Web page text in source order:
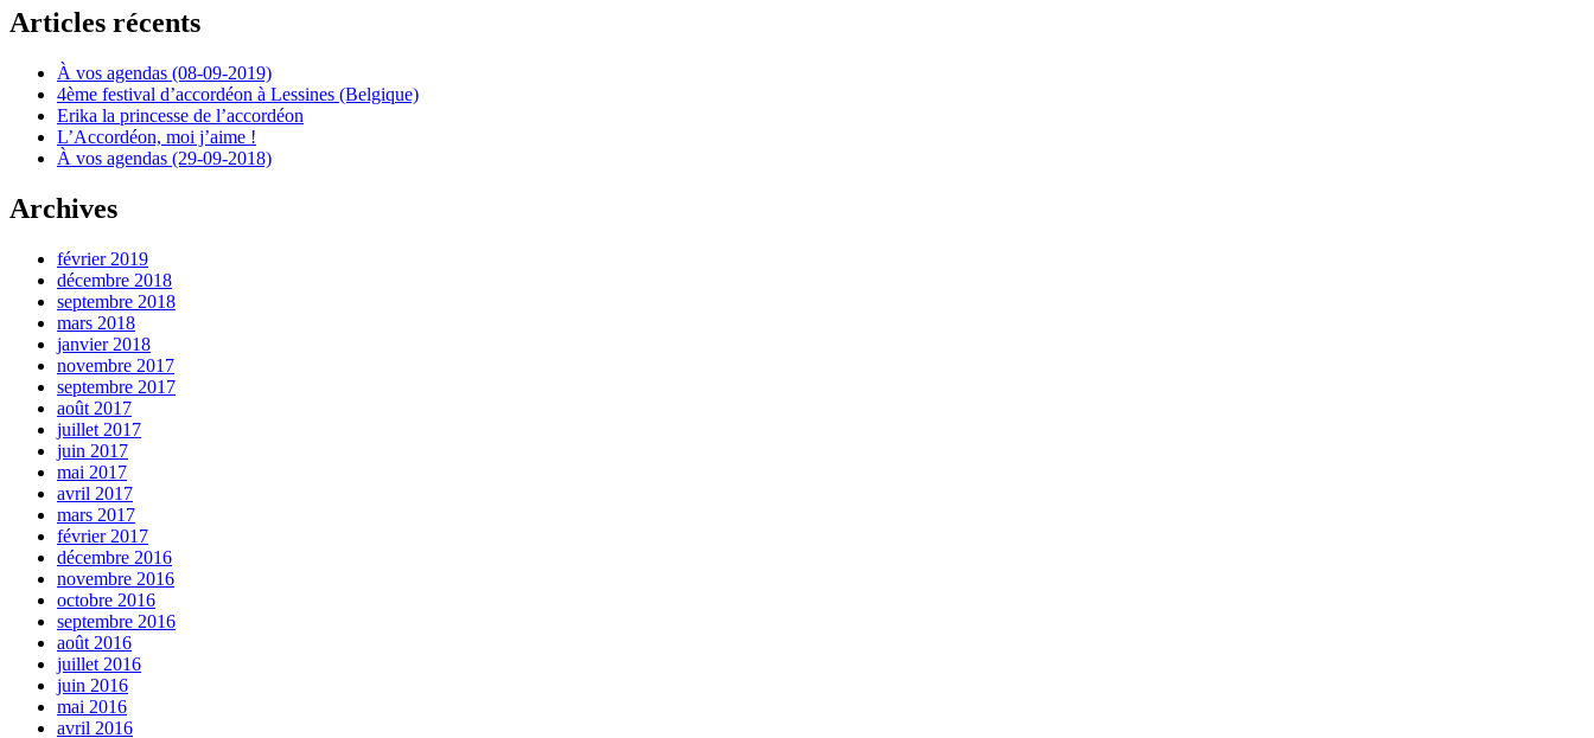
Articles récents
À vos agendas (08-09-2019)
4ème festival d’accordéon à Lessines (Belgique)
Erika la princesse de l’accordéon
L’Accordéon, moi j’aime !
À vos agendas (29-09-2018)
Archives
février 2019
décembre 2018
septembre 2018
mars 2018
janvier 2018
novembre 2017
septembre 2017
août 2017
juillet 2017
juin 2017
mai 2017
avril 2017
mars 2017
février 2017
décembre 2016
novembre 2016
octobre 2016
septembre 2016
août 2016
juillet 2016
juin 2016
mai 2016
avril 2016